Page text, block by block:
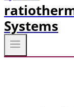
Systems